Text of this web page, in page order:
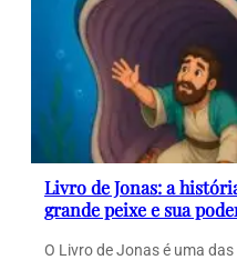
Livro de Jonas: a
grande peixe e sua
O Livro de Jonas é uma